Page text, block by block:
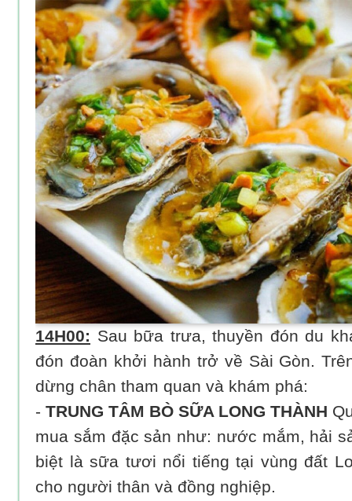
14H00: Sau bữa trưa, thuyền đón du
đón đoàn khởi hành trở về Sài Gòn.
dừng chân tham quan và khám phá:
- TRUNG TÂM BÒ SỮA LONG THÀNH
mua sắm đặc sản như: nước mắm, hải
biệt là sữa tươi nổi tiếng tại vùng đất
cho người thân và đồng nghiệp.